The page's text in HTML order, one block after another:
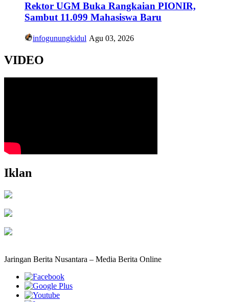
Rektor UGM Buka Rangkaian PIONIR,
Sambut 11.099 Mahasiswa Baru
infogunungkidul Agu 03, 2026
VIDEO
Iklan
Jaringan Berita Nusantara – Media Berita Online